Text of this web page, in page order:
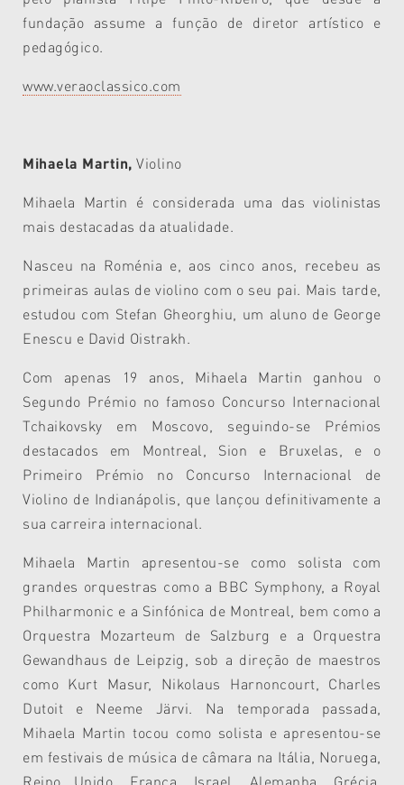
fundação assume a função de diretor artístico e
pedagógico.
www.veraoclassico.com
Mihaela Martin,Violino
Mihaela Martin é considerada uma das violinistas
mais destacadas da atualidade.
Nasceu na Roménia e, aos cinco anos, recebeu as
primeiras aulas de violino com o seu pai. Mais tarde,
estudou com Stefan Gheorghiu, um aluno de George
Enescu e David Oistrakh.
Com apenas 19 anos, Mihaela Martin ganhou o
Segundo Prémio no famoso Concurso Internacional
Tchaikovsky em Moscovo, seguindo-se Prémios
destacados em Montreal, Sion e Bruxelas, e o
Primeiro Prémio no Concurso Internacional de
Violino de Indianápolis, que lançou definitivamente a
sua carreira internacional.
Mihaela Martin apresentou-se como solista com
grandes orquestras como a BBC Symphony, a Royal
Philharmonic e a Sinfónica de Montreal, bem como a
Orquestra Mozarteum de Salzburg e a Orquestra
Gewandhaus de Leipzig, sob a direção de maestros
como Kurt Masur, Nikolaus Harnoncourt, Charles
Dutoit e Neeme Järvi. Na temporada passada,
Mihaela Martin tocou como solista e apresentou-se
em festivais de música de câmara na Itália, Noruega,
Reino Unido, França, Israel, Alemanha, Grécia,